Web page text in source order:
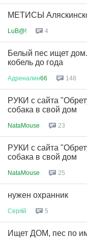
МЕТИСЫ
LuB@! 4
Белый пес ищет
кобель до года
Адреналин66 148
РУКИ с сайта
собака в свой дом
NataMouse 23
РУКИ с сайта
собака в свой дом
NataMouse 25
нужен охранник
Сергiй 5
Ищет ДОМ, пес по